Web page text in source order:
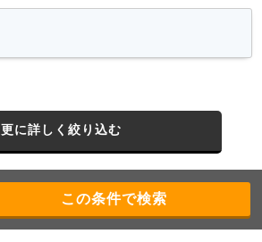
更に詳しく絞り込む